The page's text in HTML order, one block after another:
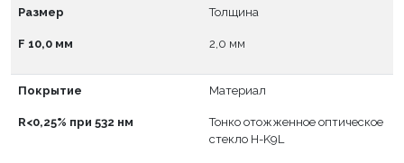
Размер
F 10,0 мм
Толщина
2,0 мм
Покрытие
R<0,25% при 532 нм
Материал
Тонко отожженное оптическое
стекло H-K9L